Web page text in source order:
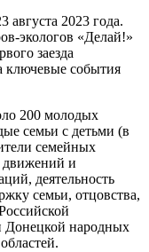
2023 года.
экологов «Делай!»
заезда
ключевые события
200 молодых
семьи с детьми (в
семейных
движений и
деятельность
семьи, отцовства,
Донецкой народных